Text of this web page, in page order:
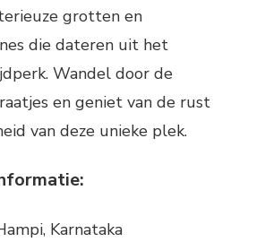
grotten en
die dateren uit het
Wandel door de
en geniet van de rust
van deze unieke plek.
Karnataka